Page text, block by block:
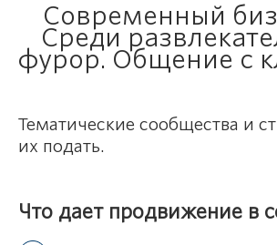
Современный
Среди
фурор. Общение с
Тематические сообщества и
их подать.
Что дает продвижение в